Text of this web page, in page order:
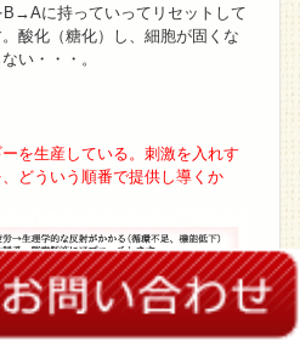
B→Aに持っていってリセットして
酸化（糖化）し、細胞が固くな
い・・・。
を生産している。刺激を入れす
どういう順番で提供し導くか